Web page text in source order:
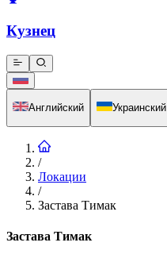
Кузнец
Английский Украинский
/
Локации
/
Застава Тимак
Застава Тимак